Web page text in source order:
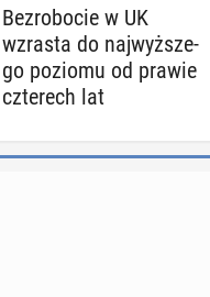
Bez­ro­bo­cie w UK
wzrasta do naj­wyż­sze­
go poziomu od prawie
czte­rech lat